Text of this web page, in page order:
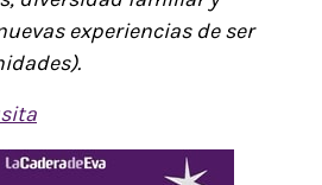
experiencias de ser